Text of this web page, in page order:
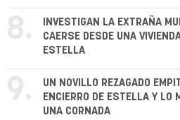
8.
INVESTIGAN LA EXTRAÑA
CAERSE DESDE UNA
ESTELLA
9.
UN NOVILLO REZAGADO
ENCIERRO DE ESTELLA Y LO
UNA CORNADA